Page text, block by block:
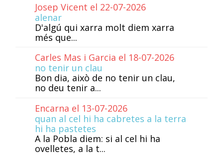
Josep Vicent el 22-07-2026
alenar
D'algú qui xarra molt diem xarra
més que...
Carles Mas i Garcia el 18-07-2026
no tenir un clau
Bon dia, això de no tenir un clau,
no deu tenir a...
Encarna el 13-07-2026
quan al cel hi ha cabretes a la terra
hi ha pastetes
A la Pobla diem: si al cel hi ha
ovelletes, a la t...